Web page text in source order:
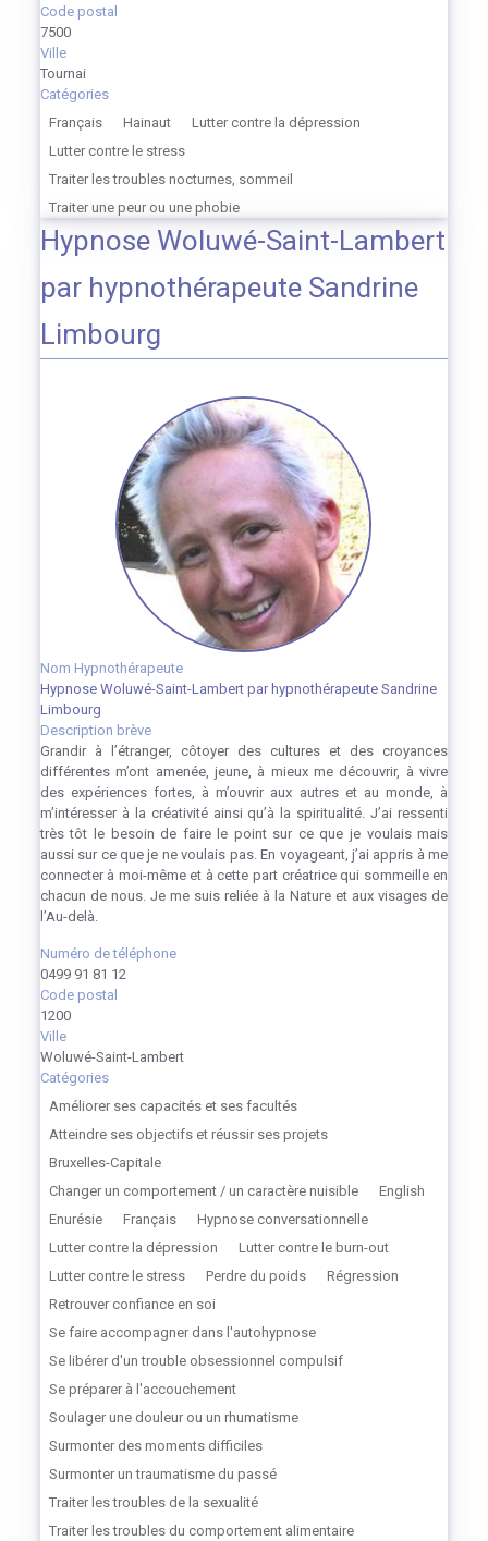
Code postal
7500
Ville
Tournai
Catégories
Français
Hainaut
Lutter contre la dépression
Lutter contre le stress
Traiter les troubles nocturnes, sommeil
Traiter une peur ou une phobie
Hypnose Woluwé-Saint-Lambert
par hypnothérapeute Sandrine
Limbourg
Nom Hypnothérapeute
Hypnose Woluwé-Saint-Lambert par hypnothérapeute Sandrine
Limbourg
Description brève
Grandir à l’étranger, côtoyer des cultures et des croyances
différentes m’ont amenée, jeune, à mieux me découvrir, à vivre
des expériences fortes, à m’ouvrir aux autres et au monde, à
m’intéresser à la créativité ainsi qu’à la spiritualité. J’ai ressenti
très tôt le besoin de faire le point sur ce que je voulais mais
aussi sur ce que je ne voulais pas. En voyageant, j’ai appris à me
connecter à moi-même et à cette part créatrice qui sommeille en
chacun de nous. Je me suis reliée à la Nature et aux visages de
l’Au-delà.
Numéro de téléphone
0499 91 81 12
Code postal
1200
Ville
Woluwé-Saint-Lambert
Catégories
Améliorer ses capacités et ses facultés
Atteindre ses objectifs et réussir ses projets
Bruxelles-Capitale
Changer un comportement / un caractère nuisible
English
Enurésie
Français
Hypnose conversationnelle
Lutter contre la dépression
Lutter contre le burn-out
Lutter contre le stress
Perdre du poids
Régression
Retrouver confiance en soi
Se faire accompagner dans l'autohypnose
Se libérer d'un trouble obsessionnel compulsif
Se préparer à l'accouchement
Soulager une douleur ou un rhumatisme
Surmonter des moments difficiles
Surmonter un traumatisme du passé
Traiter les troubles de la sexualité
Traiter les troubles du comportement alimentaire